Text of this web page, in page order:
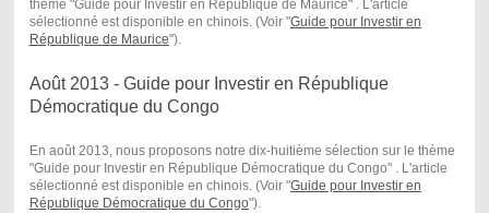
thème "Guide pour Investir en République de Maurice" . L'article
sélectionné est disponible en chinois. (Voir "Guide pour Investir en
République de Maurice") .
Août 2013 - Guide pour Investir en République
Démocratique du Congo
En août 2013, nous proposons notre dix-huitième sélection sur le thème
"Guide pour Investir en République Démocratique du Congo" . L'article
sélectionné est disponible en chinois. (Voir "Guide pour Investir en
République Démocratique du Congo") .